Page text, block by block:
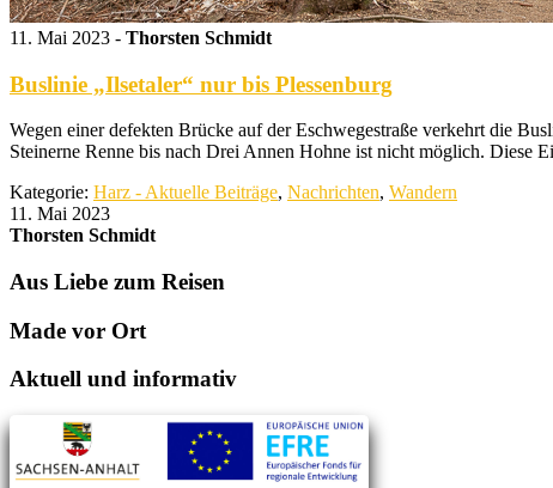
11. Mai 2023 - Thorsten Schmidt
Buslinie „Ilsetaler“ nur bis Plessenburg
Wegen einer defekten Brücke auf der Eschwegestraße verkehrt die
Steinerne Renne bis nach Drei Annen Hohne ist nicht möglich. Diese
Kategorie: Harz - Aktuelle Beiträge, Nachrichten, Wandern
11. Mai 2023
Thorsten Schmidt
Aus Liebe zum Reisen
Made vor Ort
Aktuell und informativ